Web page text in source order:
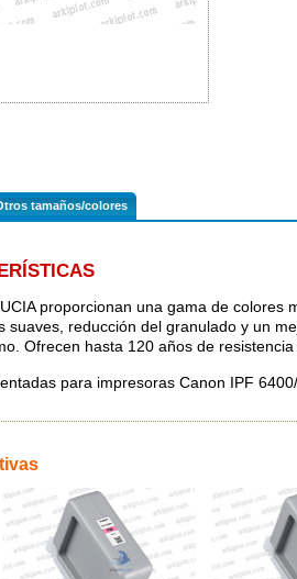
tamaños/colores
proporcionan una gama de colores
suaves, reducción del granulado y un
Ofrecen hasta 120 años de
para impresoras Canon IPF